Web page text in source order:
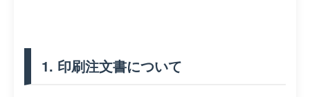
1. 印刷注文書について